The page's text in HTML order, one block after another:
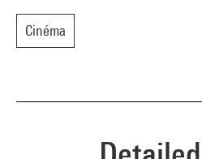
Cinéma